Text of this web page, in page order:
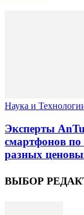
Наука и
Эксперты
смартфонов
разных
ВЫБОР